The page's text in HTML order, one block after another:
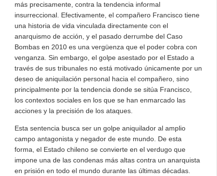
más precisamente, contra la tendencia informal
insurreccional. Efectivamente, el compañero Francisco tiene
una historia de vida vinculada directamente con el
anarquismo de acción, y el pasado derrumbe del Caso
Bombas en 2010 es una vergüenza que el poder cobra con
venganza. Sin embargo, el golpe asestado por el Estado a
través de sus tribunales no está motivado únicamente por un
deseo de aniquilación personal hacia el compañero, sino
principalmente por la tendencia donde se sitúa Francisco,
los contextos sociales en los que se han enmarcado las
acciones y la precisión de los ataques.
Esta sentencia busca ser un golpe aniquilador al amplio
campo antagonista y negador de este mundo. De esta
forma, el Estado chileno se convierte en el verdugo que
impone una de las condenas más altas contra un anarquista
en prisión en todo el mundo durante las últimas décadas.